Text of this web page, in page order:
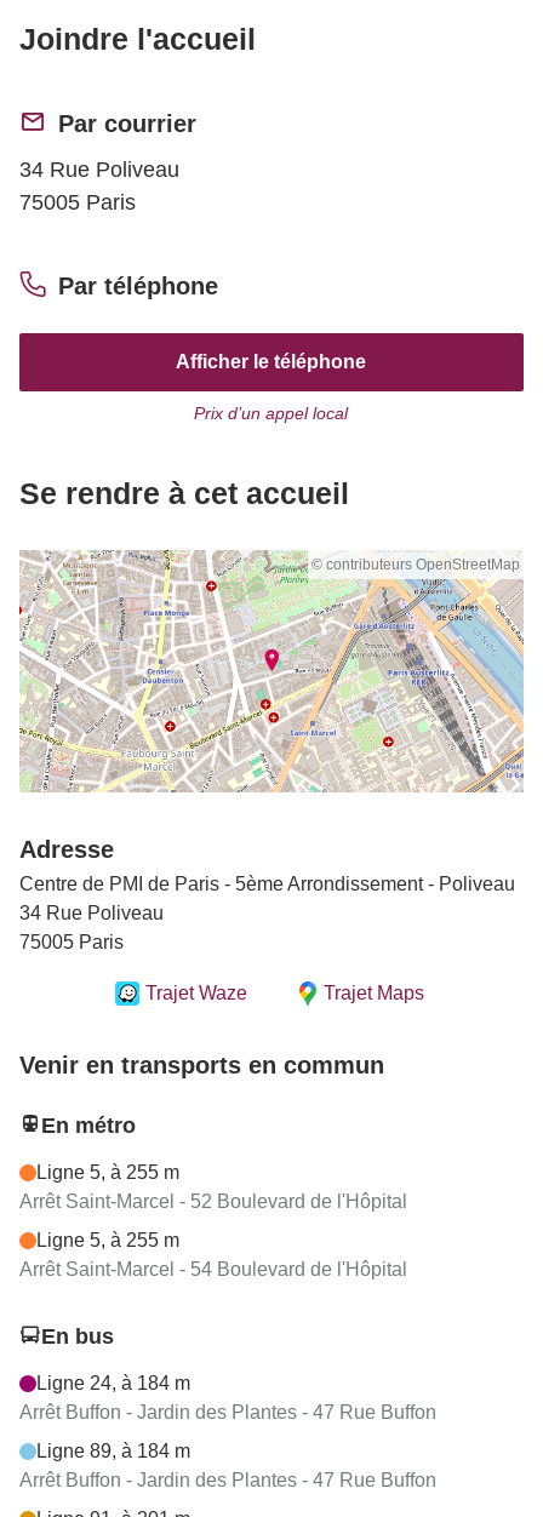
Joindre l'accueil
Par courrier
34 Rue Poliveau
75005 Paris
Par téléphone
Afficher le téléphone
Prix d’un appel local
Se rendre à cet accueil
© contributeurs OpenStreetMap
Adresse
Centre de PMI de Paris - 5ème Arrondissement - Poliveau
34 Rue Poliveau
75005 Paris
Trajet Waze Trajet Maps
Venir en transports en commun
En métro
Ligne 5, à 255 m
Arrêt Saint-Marcel - 52 Boulevard de l'Hôpital
Ligne 5, à 255 m
Arrêt Saint-Marcel - 54 Boulevard de l'Hôpital
En bus
Ligne 24, à 184 m
Arrêt Buffon - Jardin des Plantes - 47 Rue Buffon
Ligne 89, à 184 m
Arrêt Buffon - Jardin des Plantes - 47 Rue Buffon